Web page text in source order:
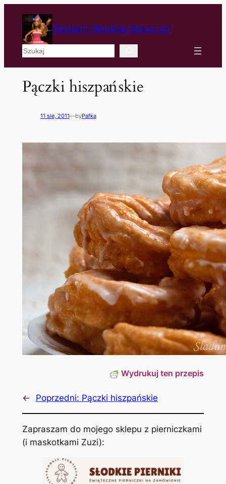
Śladami Słodkiej Babeczki
Szukaj
Pączki hiszpańskie
11 sie, 2011—byPafka
Wydrukuj ten przepis
← Poprzedni: Pączki hiszpańskie
Zapraszam do mojego sklepu z pierniczkami
(i maskotkami Zuzi):